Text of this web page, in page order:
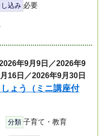
込み 必要
年9月9日／2026年9
月16日／2026年9月30日
ょう（ミニ講座付
分類 子育て・教育